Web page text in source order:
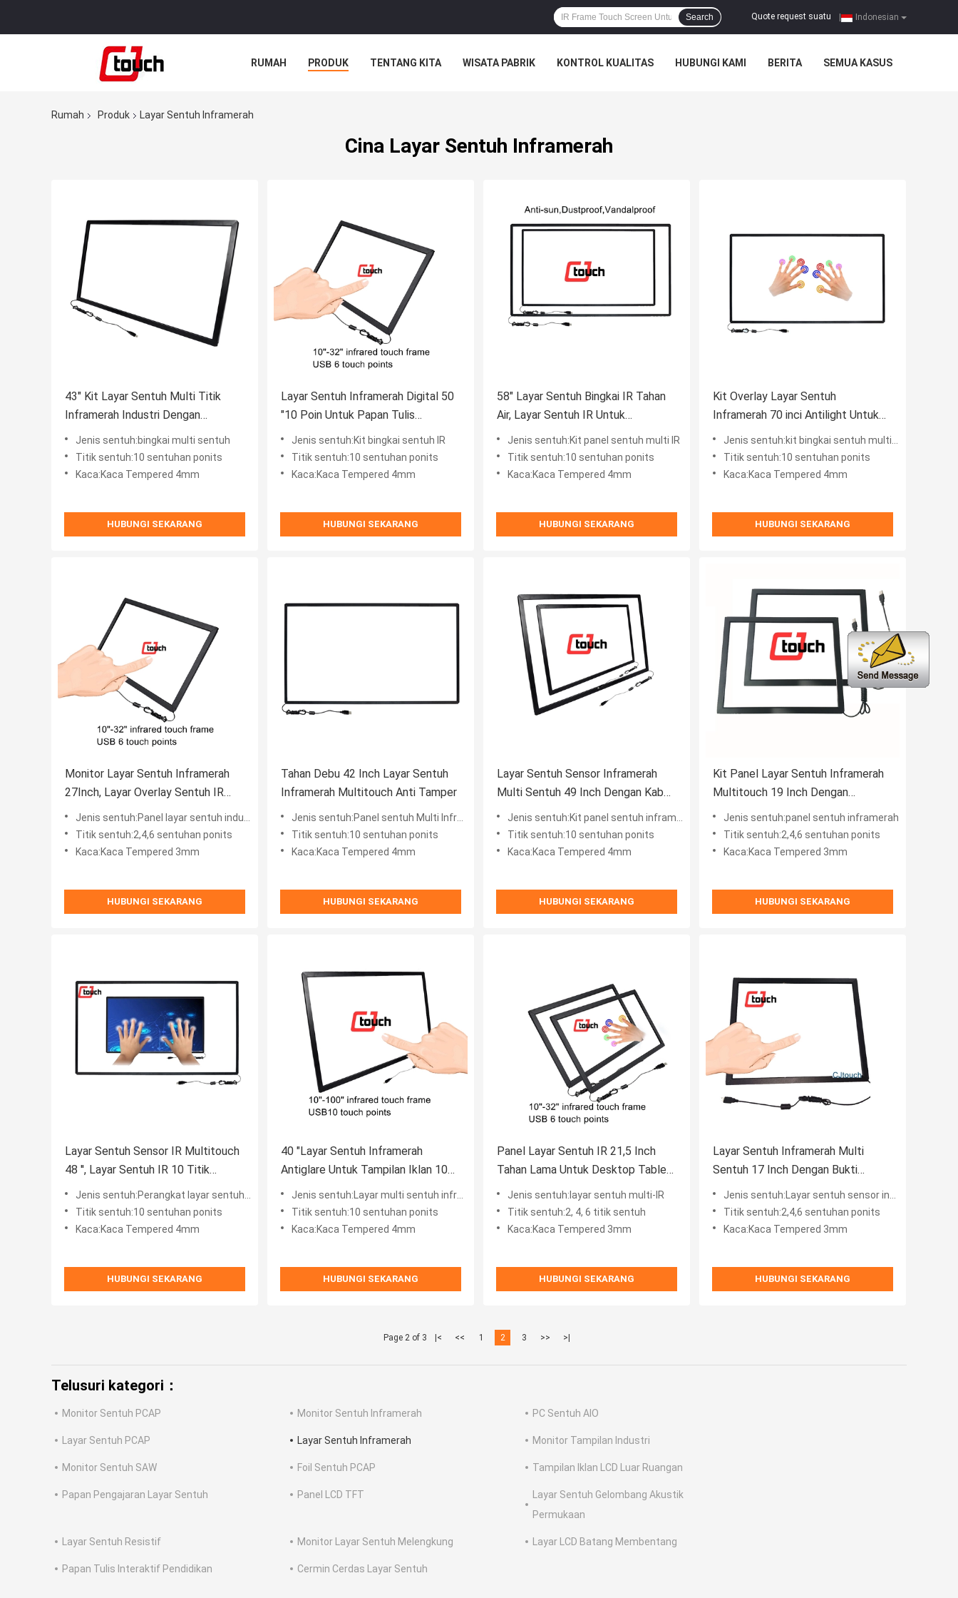
Indonesian
Quote request suatu
Search
RUMAH PRODUK TENTANG KITA WISATA PABRIK KONTROL KUALITAS HUBUNGI KAMI BERITA SEMUA KASUS
Rumah Produk Layar Sentuh Inframerah
Cina Layar Sentuh Inframerah
43" Kit Layar Sentuh Multi Titik
Inframerah Industri Dengan
Konektor USB
Jenis sentuh:bingkai multi sentuh
Titik sentuh:10 sentuhan ponits
Kaca:Kaca Tempered 4mm
HUBUNGI SEKARANG
Layar Sentuh Inframerah Digital 50
"10 Poin Untuk Papan Tulis
Interaktif
Jenis sentuh:Kit bingkai sentuh IR
Titik sentuh:10 sentuhan ponits
Kaca:Kaca Tempered 4mm
HUBUNGI SEKARANG
58" Layar Sentuh Bingkai IR Tahan
Air, Layar Sentuh IR Untuk
Tegangan LCD 5V
Jenis sentuh:Kit panel sentuh multi IR
Titik sentuh:10 sentuhan ponits
Kaca:Kaca Tempered 4mm
HUBUNGI SEKARANG
Kit Overlay Layar Sentuh
Inframerah 70 inci Antilight Untuk
Produk Iklan
Jenis sentuh:kit bingkai sentuh multi IR
Titik sentuh:10 sentuhan ponits
Kaca:Kaca Tempered 4mm
HUBUNGI SEKARANG
Monitor Layar Sentuh Inframerah
27Inch, Layar Overlay Sentuh IR
Dalam Ruangan OEM
Jenis sentuh:Panel layar sentuh industri IR
Titik sentuh:2,4,6 sentuhan ponits
Kaca:Kaca Tempered 3mm
HUBUNGI SEKARANG
Tahan Debu 42 Inch Layar Sentuh
Inframerah Multitouch Anti Tamper
Jenis sentuh:Panel sentuh Multi Inframerah
Titik sentuh:10 sentuhan ponits
Kaca:Kaca Tempered 4mm
HUBUNGI SEKARANG
Layar Sentuh Sensor Inframerah
Multi Sentuh 49 Inch Dengan Kabel
USB Anti Tamper
Jenis sentuh:Kit panel sentuh inframerah
Titik sentuh:10 sentuhan ponits
Kaca:Kaca Tempered 4mm
HUBUNGI SEKARANG
Kit Panel Layar Sentuh Inframerah
Multitouch 19 Inch Dengan
Antarmuka USB
Jenis sentuh:panel sentuh inframerah
Titik sentuh:2,4,6 sentuhan ponits
Kaca:Kaca Tempered 3mm
HUBUNGI SEKARANG
Layar Sentuh Sensor IR Multitouch
48 '', Layar Sentuh IR 10 Titik
Sentuh
Jenis sentuh:Perangkat layar sentuh inframerah
Titik sentuh:10 sentuhan ponits
Kaca:Kaca Tempered 4mm
HUBUNGI SEKARANG
40 "Layar Sentuh Inframerah
Antiglare Untuk Tampilan Iklan 10
poin Sentuh
Jenis sentuh:Layar multi sentuh inframerah
Titik sentuh:10 sentuhan ponits
Kaca:Kaca Tempered 4mm
HUBUNGI SEKARANG
Panel Layar Sentuh IR 21,5 Inch
Tahan Lama Untuk Desktop Tablet
Laptop
Jenis sentuh:layar sentuh multi-IR
Titik sentuh:2, 4, 6 titik sentuh
Kaca:Kaca Tempered 3mm
HUBUNGI SEKARANG
Layar Sentuh Inframerah Multi
Sentuh 17 Inch Dengan Bukti
Perusak Kaca 3mm
Jenis sentuh:Layar sentuh sensor inframerah
Titik sentuh:2,4,6 sentuhan ponits
Kaca:Kaca Tempered 3mm
HUBUNGI SEKARANG
Page 2 of 3 |< << 1 2 3 >> >|
Telusuri kategori：
Monitor Sentuh PCAP Monitor Sentuh Inframerah PC Sentuh AIO
Layar Sentuh PCAP Layar Sentuh Inframerah Monitor Tampilan Industri
Monitor Sentuh SAW Foil Sentuh PCAP Tampilan Iklan LCD Luar Ruangan
Papan Pengajaran Layar Sentuh Panel LCD TFT
Layar Sentuh Gelombang Akustik
Permukaan
Layar Sentuh Resistif Monitor Layar Sentuh Melengkung Layar LCD Batang Membentang
Papan Tulis Interaktif Pendidikan Cermin Cerdas Layar Sentuh